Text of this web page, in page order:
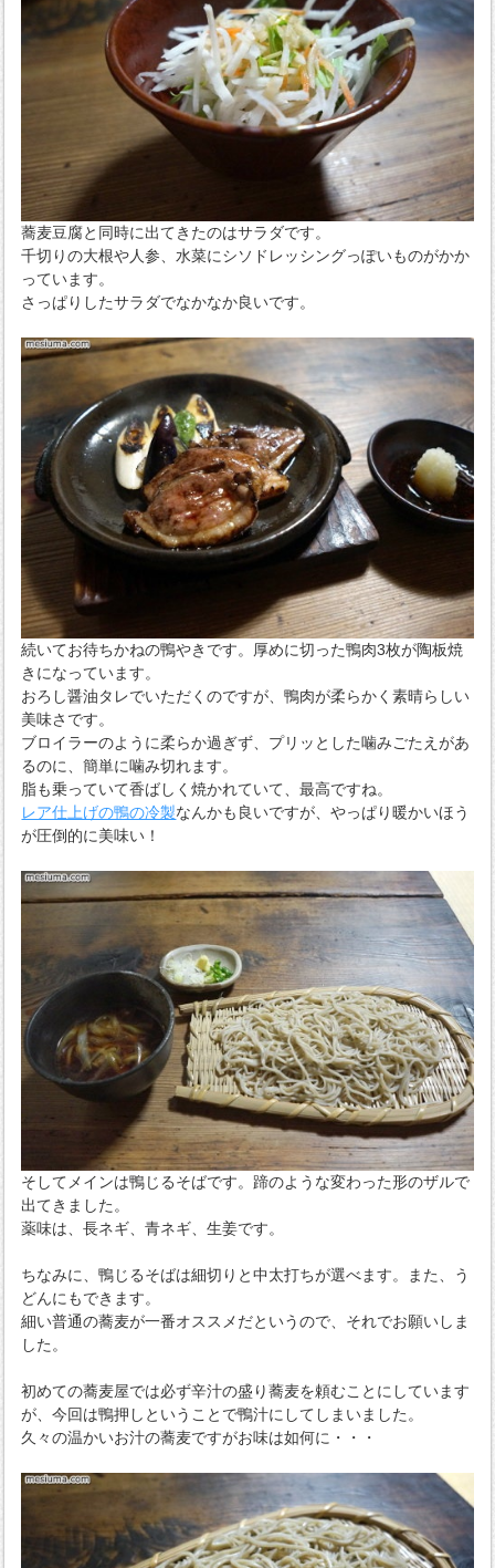
蕎麦豆腐と同時に出てきたのはサラダです。
千切りの大根や人参、水菜にシソドレッシングっぽいものがかか
っています。
さっぱりしたサラダでなかなか良いです。
続いてお待ちかねの鴨やきです。厚めに切った鴨肉3枚が陶板焼
きになっています。
おろし醤油タレでいただくのですが、鴨肉が柔らかく素晴らしい
美味さです。
ブロイラーのように柔らか過ぎず、プリッとした噛みごたえがあ
るのに、簡単に噛み切れます。
脂も乗っていて香ばしく焼かれていて、最高ですね。
レア仕上げの鴨の冷製なんかも良いですが、やっぱり暖かいほう
が圧倒的に美味い！
そしてメインは鴨じるそばです。蹄のような変わった形のザルで
出てきました。
薬味は、長ネギ、青ネギ、生姜です。
ちなみに、鴨じるそばは細切りと中太打ちが選べます。また、う
どんにもできます。
細い普通の蕎麦が一番オススメだというので、それでお願いしま
した。
初めての蕎麦屋では必ず辛汁の盛り蕎麦を頼むことにしています
が、今回は鴨押しということで鴨汁にしてしまいました。
久々の温かいお汁の蕎麦ですがお味は如何に・・・